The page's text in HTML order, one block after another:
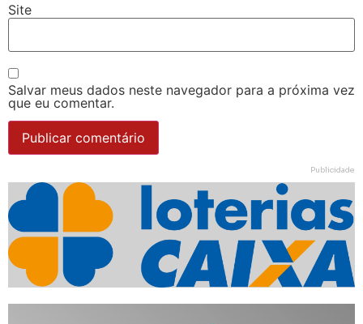
Site
Salvar meus dados neste navegador para a próxima vez
que eu comentar.
Publicidade